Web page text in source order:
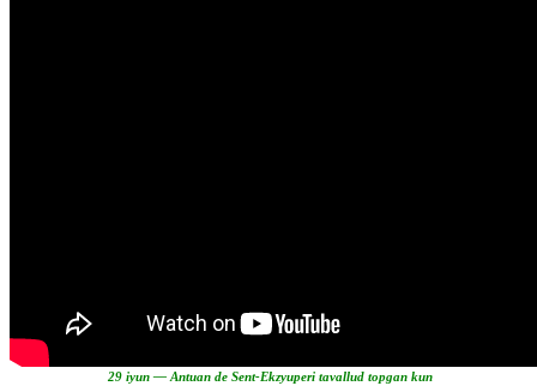
29 iyun — Antuan de Sent-Ekzyuperi tavallud topgan kun